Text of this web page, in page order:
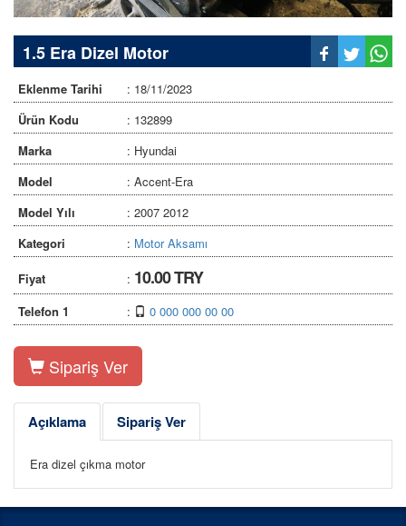
1.5 Era Dizel Motor
Eklenme Tarihi
: 18/11/2023
Ürün Kodu
: 132899
Marka
: Hyundai
Model
: Accent-Era
Model Yılı
: 2007 2012
Kategori
: Motor Aksamı
Fiyat : 10.00 TRY
Telefon 1 : 0 000 000 00 00
Sipariş Ver
Açıklama Sipariş Ver
Era dizel çıkma motor